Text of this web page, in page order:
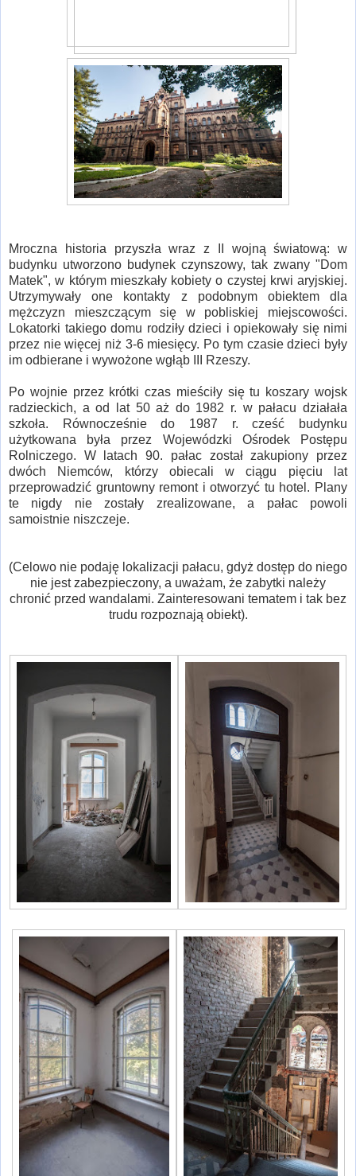
Mroczna historia przyszła wraz z II wojną światową: w
budynku utworzono budynek czynszowy, tak zwany "Dom
Matek", w którym mieszkały kobiety o czystej krwi aryjskiej.
Utrzymywały one kontakty z podobnym obiektem dla
mężczyzn mieszczącym się w pobliskiej miejscowości.
Lokatorki takiego domu rodziły dzieci i opiekowały się nimi
przez nie więcej niż 3-6 miesięcy. Po tym czasie dzieci były
im odbierane i wywożone wgłąb III Rzeszy.
Po wojnie przez krótki czas mieściły się tu koszary wojsk
radzieckich, a od lat 50 aż do 1982 r. w pałacu działała
szkoła. Równocześnie do 1987 r. cześć budynku
użytkowana była przez Wojewódzki Ośrodek Postępu
Rolniczego. W latach 90. pałac został zakupiony przez
dwóch Niemców, którzy obiecali w ciągu pięciu lat
przeprowadzić gruntowny remont i otworzyć tu hotel. Plany
te nigdy nie zostały zrealizowane, a pałac powoli
samoistnie niszczeje.
(Celowo nie podaję lokalizacji pałacu, gdyż dostęp do niego
nie jest zabezpieczony, a uważam, że zabytki należy
chronić przed wandalami. Zainteresowani tematem i tak bez
trudu rozpoznają obiekt).